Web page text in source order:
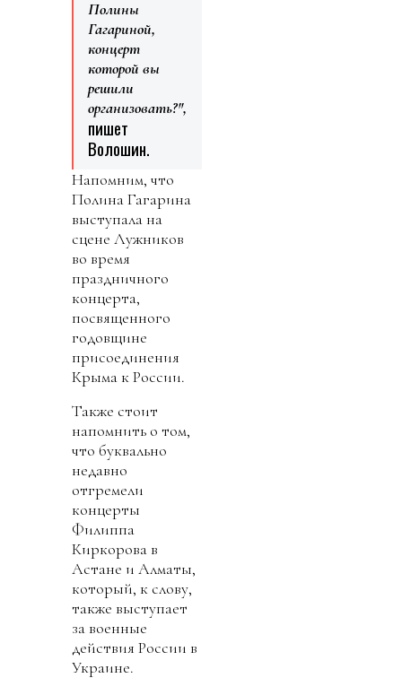
Полины
Гагариной,
концерт
которой вы
решили
организовать?",
пишет
Волошин.
Напомним, что
Полина Гагарина
выступала на
сцене Лужников
во время
праздничного
концерта,
посвященного
годовщине
присоединения
Крыма к России.
Также стоит
напомнить о том,
что буквально
недавно
отгремели
концерты
Филиппа
Киркорова в
Астане и Алматы,
который, к слову,
также выступает
за военные
действия России в
Украине.